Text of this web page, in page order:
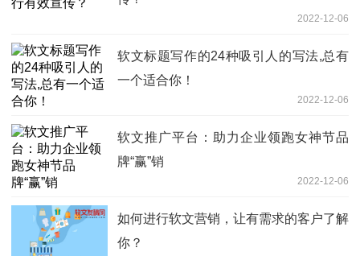
2022-12-06
软文标题写作的24种吸引人的写法,总有
一个适合你！
2022-12-06
软文推广平台：助力企业领跑女神节品
牌“赢”销
2022-12-06
如何进行软文营销，让有需求的客户了解
你？